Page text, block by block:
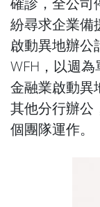
紛尋求企業備
啟動異地辦公
WFH，以週
金融業啟動異
其他分行辦公
個團隊運作。